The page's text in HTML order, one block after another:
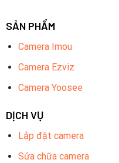
SẢN PHẨM
Camera Imou
Camera Ezviz
Camera Yoosee
DỊCH VỤ
Lắp đặt camera
Sửa chữa camera